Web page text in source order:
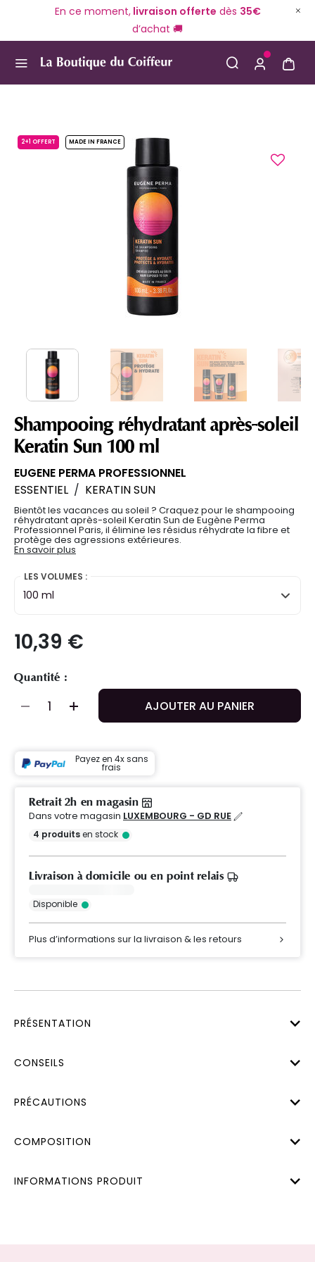
En ce moment,livraison offerte dès 35€
d’achat 🚚
2+1 OFFERT MADE IN FRANCE
Shampooing réhydratant après-soleil
Keratin Sun 100 ml
EUGENE PERMA PROFESSIONNEL
ESSENTIEL / KERATIN SUN
Bientôt les vacances au soleil ? Craquez pour le shampooing
réhydratant après-soleil Keratin Sun de Eugène Perma
Professionnel Paris, il élimine les résidus réhydrate la fibre et
protège des agressions extérieures.
En savoir plus
LES VOLUMES :
100 ml
10,39 €
Quantité :
AJOUTER AU PANIER
Payez en 4x sans
frais
Retrait 2h en magasin
Dans votre magasin LUXEMBOURG - GD RUE
4 produitsen stock
Livraison à domicile ou en point relais
Disponible
Plus d’informations sur la livraison & les retours
PRÉSENTATION
CONSEILS
PRÉCAUTIONS
COMPOSITION
INFORMATIONS PRODUIT